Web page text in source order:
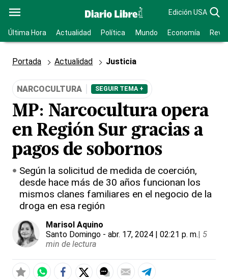
Edición USA
Última Hora Actualidad Política Mundo Economía
Portada Actualidad Justicia
NARCOCULTURA SEGUIR TEMA +
MP: Narcocultura opera
en Región Sur gracias a
pagos de sobornos
Según la solicitud de medida de coerción,
desde hace más de 30 años funcionan los
mismos clanes familiares en el negocio de la
droga en esa región
Marisol Aquino
Santo Domingo - abr. 17, 2024 | 02:21 p. m.| 5
min de lectura